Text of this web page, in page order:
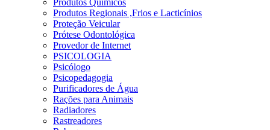
Produtos Químicos
Produtos Regionais ,Frios e Lacticínios
Proteção Veicular
Prótese Odontológica
Provedor de Internet
PSICOLOGIA
Psicólogo
Psicopedagogia
Purificadores de Água
Rações para Animais
Radiadores
Rastreadores